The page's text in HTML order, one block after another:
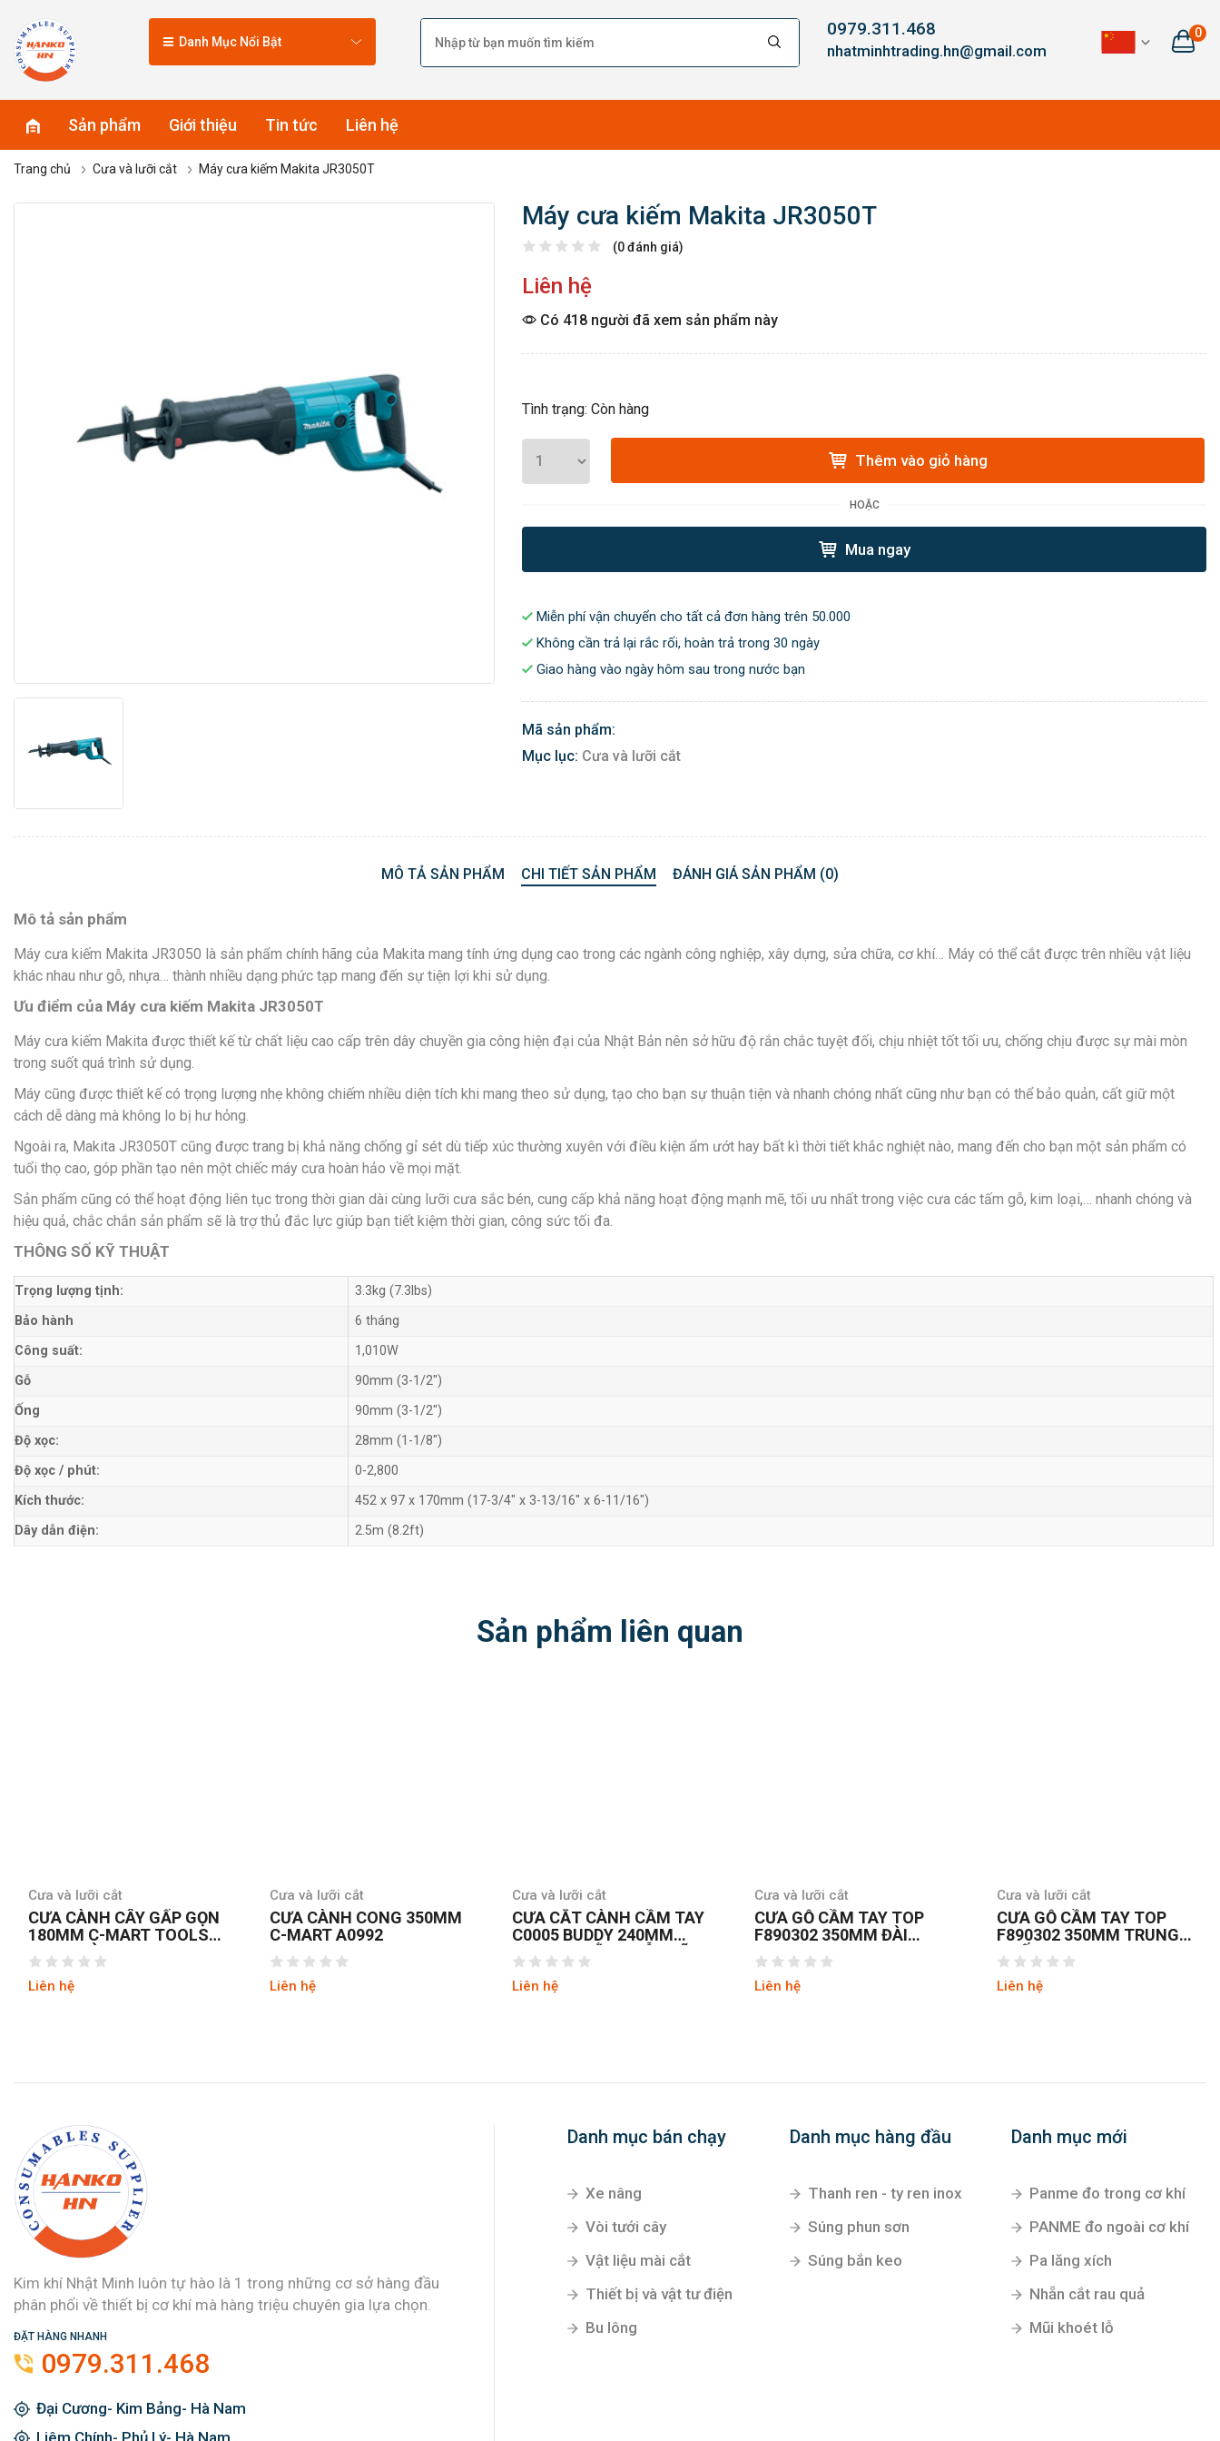
Danh Mục Nổi Bật
0979.311.468
nhatminhtrading.hn@gmail.com
0
Sản phẩm Giới thiệu Tin tức Liên hệ
Trang chủ Cưa và lưỡi cắt Máy cưa kiếm Makita JR3050T
Máy cưa kiếm Makita JR3050T
(0 đánh giá)
Liên hệ
Có 418 người đã xem sản phẩm này
Tình trạng: Còn hàng
Thêm vào giỏ hàng
HOẶC
Mua ngay
Miễn phí vận chuyển cho tất cả đơn hàng trên 50.000
Không cần trả lại rắc rối, hoàn trả trong 30 ngày
Giao hàng vào ngày hôm sau trong nước bạn
Mã sản phẩm:
Mục lục: Cưa và lưỡi cắt
MÔ TẢ SẢN PHẨM CHI TIẾT SẢN PHẨM ĐÁNH GIÁ SẢN PHẨM (0)
Mô tả sản phẩm
Máy cưa kiếm Makita JR3050 là sản phẩm chính hãng của Makita mang tính ứng dụng cao trong các ngành công nghiệp, xây dựng, sửa chữa, cơ khí… Máy có thể cắt được trên nhiều vật liệu
khác nhau như gỗ, nhựa… thành nhiều dạng phức tạp mang đến sự tiện lợi khi sử dụng.
Ưu điểm của Máy cưa kiếm Makita JR3050T
Máy cưa kiếm Makita được thiết kế từ chất liệu cao cấp trên dây chuyền gia công hiện đại của Nhật Bản nên sở hữu độ rắn chắc tuyệt đối, chịu nhiệt tốt tối ưu, chống chịu được sự mài mòn
trong suốt quá trình sử dụng.
Máy cũng được thiết kế có trọng lượng nhẹ không chiếm nhiều diện tích khi mang theo sử dụng, tạo cho bạn sự thuận tiện và nhanh chóng nhất cũng như bạn có thể bảo quản, cất giữ một
cách dễ dàng mà không lo bị hư hỏng.
Ngoài ra, Makita JR3050T cũng được trang bị khả năng chống gỉ sét dù tiếp xúc thường xuyên với điều kiện ẩm ướt hay bất kì thời tiết khắc nghiệt nào, mang đến cho bạn một sản phẩm có
tuổi thọ cao, góp phần tạo nên một chiếc máy cưa hoàn hảo về mọi mặt.
Sản phẩm cũng có thể hoạt động liên tục trong thời gian dài cùng lưỡi cưa sắc bén, cung cấp khả năng hoạt động mạnh mẽ, tối ưu nhất trong việc cưa các tấm gỗ, kim loại,… nhanh chóng và
hiệu quả, chắc chắn sản phẩm sẽ là trợ thủ đắc lực giúp bạn tiết kiệm thời gian, công sức tối đa.
THÔNG SỐ KỸ THUẬT
Trọng lượng tịnh:
3.3kg (7.3lbs)
Bảo hành
6 tháng
Công suất:
1,010W
Gỗ
90mm (3-1/2″)
Ống
90mm (3-1/2″)
Độ xọc:
28mm (1-1/8″)
Độ xọc / phút:
0-2,800
Kích thước:
452 x 97 x 170mm (17-3/4″ x 3-13/16″ x 6-11/16″)
Dây dẫn điện:
2.5m (8.2ft)
Sản phẩm liên quan
Cưa và lưỡi cắt
CƯA CÀNH CÂY GẤP GỌN
180MM C-MART TOOLS
A0692 ĐÀI LOAN
Liên hệ
Cưa và lưỡi cắt
CƯA CÀNH CONG 350MM
C-MART A0992
Liên hệ
Cưa và lưỡi cắt
CƯA CẮT CÀNH CẦM TAY
C0005 BUDDY 240MM
BAO ĐEO BẰNG GỖ LƯỠI
THÉP NHẬT SK4
Liên hệ
Cưa và lưỡi cắt
CƯA GỖ CẦM TAY TOP
F890302 350MM ĐÀI
LOAN
Liên hệ
Cưa và lưỡi cắt
CƯA GỖ CẦM TAY TOP
F890302 350MM TRUNG
QUỐC
Liên hệ
Kim khí Nhật Minh luôn tự hào là 1 trong những cơ sở hàng đầu
phân phối về thiết bị cơ khí mà hàng triệu chuyên gia lựa chọn.
ĐẶT HÀNG NHANH
0979.311.468
Đại Cương- Kim Bảng- Hà Nam
Danh mục bán chạy
Xe nâng
Vòi tưới cây
Vật liệu mài cắt
Thiết bị và vật tư điện
Bu lông
Danh mục hàng đầu
Thanh ren - ty ren inox
Súng phun sơn
Súng bắn keo
Danh mục mới
Panme đo trong cơ khí
PANME đo ngoài cơ khí
Pa lăng xích
Nhẵn cắt rau quả
Mũi khoét lỗ